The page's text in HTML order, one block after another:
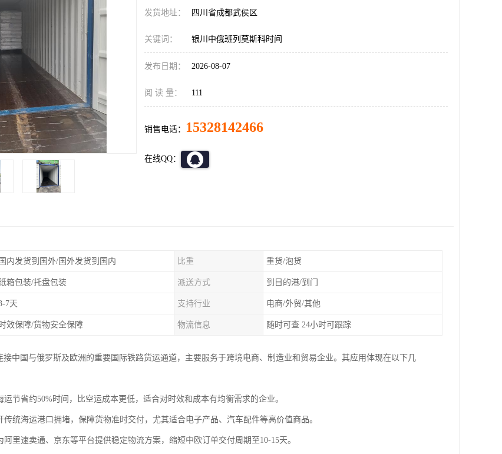
发货地址： 四川省成都武侯区
关键词： 银川中俄班列莫斯科时间
发布日期： 2026-08-07
阅 读 量： 111
销售电话： 15328142466
在线QQ：
国内发货到国外/国外发货到国内 比重 重货/泡货
箱包装/托盘包装 派送方式 到目的港/到门
7天 支持行业 电商/外贸/其他
时效保障/货物安全保障 物流信息 随时可查 24小时可跟踪
接中国与俄罗斯及欧洲的重要国际铁路货运通道，主要服务于跨境电商、制造业和贸易企业。其应用体现在以下几
运节省约50%时间，比空运成本更低，适合对时效和成本有均衡需求的企业。
传统海运港口拥堵，保障货物准时交付，尤其适合电子产品、汽车配件等高价值商品。
阿里速卖通、京东等平台提供稳定物流方案，缩短中欧订单交付周期至10-15天。